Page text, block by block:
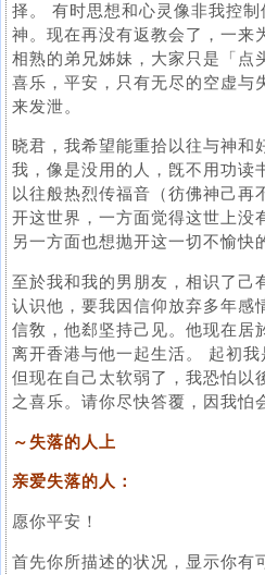
择。 有时思想和心灵像非我控
神。现在再没有返教会了，一来
相熟的弟兄姊妹，大家只是「点
喜乐，平安，只有无尽的空虚与
来发泄。
晓君，我希望能重拾以往与神和
我，像是没用的人，旣不用功读
以往般热烈传福音（彷佛神己再
开这世界，一方面觉得这世上没
另一方面也想抛开这一切不愉快
至於我和我的男朋友，相识了己
认识他，要我因信仰放弃多年感
信敎，他郄坚持己见。他现在居
离开香港与他一起生活。 起初我
但现在自己太软弱了，我恐怕以
之喜乐。请你尽快答覆，因我怕
～失落的人上
亲爱失落的人：
愿你平安！
首先你所描述的状况，显示你有